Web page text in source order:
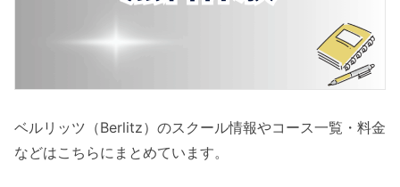
ベルリッツ（Berlitz）のスクール情報やコース一覧・料金
などはこちらにまとめています。